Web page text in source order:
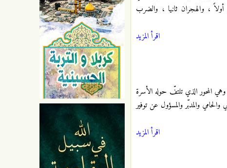
، والهجران ثانيا ، والضرب
اقرأ المزيد
المحور الذي تلتفّ حوله الأسرة
والمدبّر والمسؤول عن توفير
اقرأ المزيد